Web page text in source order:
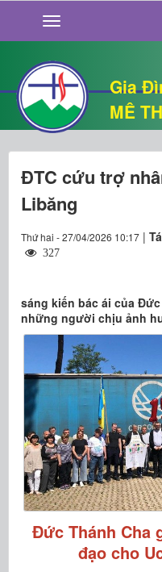
Gia
MÊ
GIỚI THIỆU
TIN TỨC
SỐNG ĐẠO
CHUYỆN NHÀ
QUÁN VĂN
THƯ GIÃN
ĐTC cứu trợ
Libăng
Thứ hai - 27/04/2026 10:17 |
327
sáng kiến bác ái của
những người chịu ảnh
Đức Thánh Cha
đạo cho